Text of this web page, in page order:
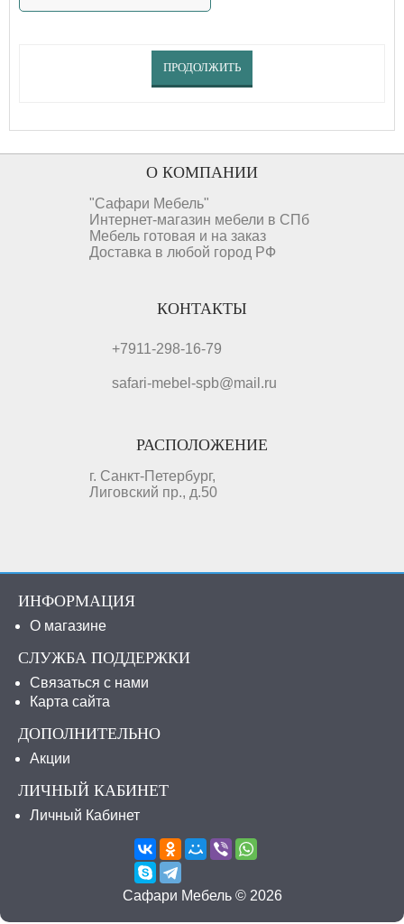
ПРОДОЛЖИТЬ
О КОМПАНИИ
"Сафари Мебель"
Интернет-магазин мебели в СПб
Мебель готовая и на заказ
Доставка в любой город РФ
КОНТАКТЫ
+7911-298-16-79
safari-mebel-spb@mail.ru
РАСПОЛОЖЕНИЕ
г. Санкт-Петербург,
Лиговский пр., д.50
ИНФОРМАЦИЯ
О магазине
СЛУЖБА ПОДДЕРЖКИ
Связаться с нами
Карта сайта
ДОПОЛНИТЕЛЬНО
Акции
ЛИЧНЫЙ КАБИНЕТ
Личный Кабинет
Сафари Мебель © 2026